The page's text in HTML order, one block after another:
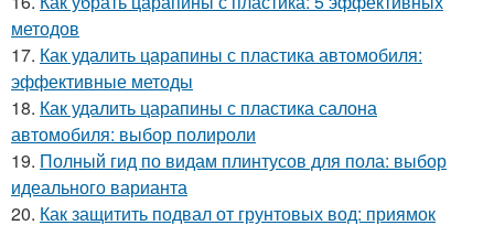
методов
17. Как удалить царапины с пластика автомобиля:
эффективные методы
18. Как удалить царапины с пластика салона
автомобиля: выбор полироли
19. Полный гид по видам плинтусов для пола: выбор
идеального варианта
20. Как защитить подвал от грунтовых вод: приямок